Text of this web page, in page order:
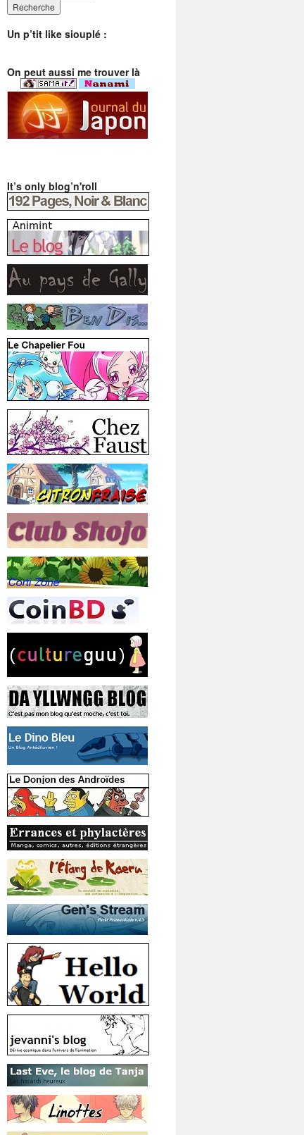
Un p’tit like siouplé :
On peut aussi me trouver là
It’s only blog’n'roll